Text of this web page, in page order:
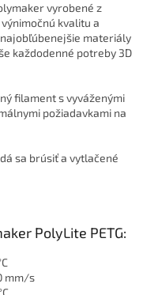
vyrobené z
kvalitu a
materiály
každodenné potreby 3D
filament s vyváženými
požiadavkami na
sa brúsiť a vytlačené
PolyLite PETG:
mm/s